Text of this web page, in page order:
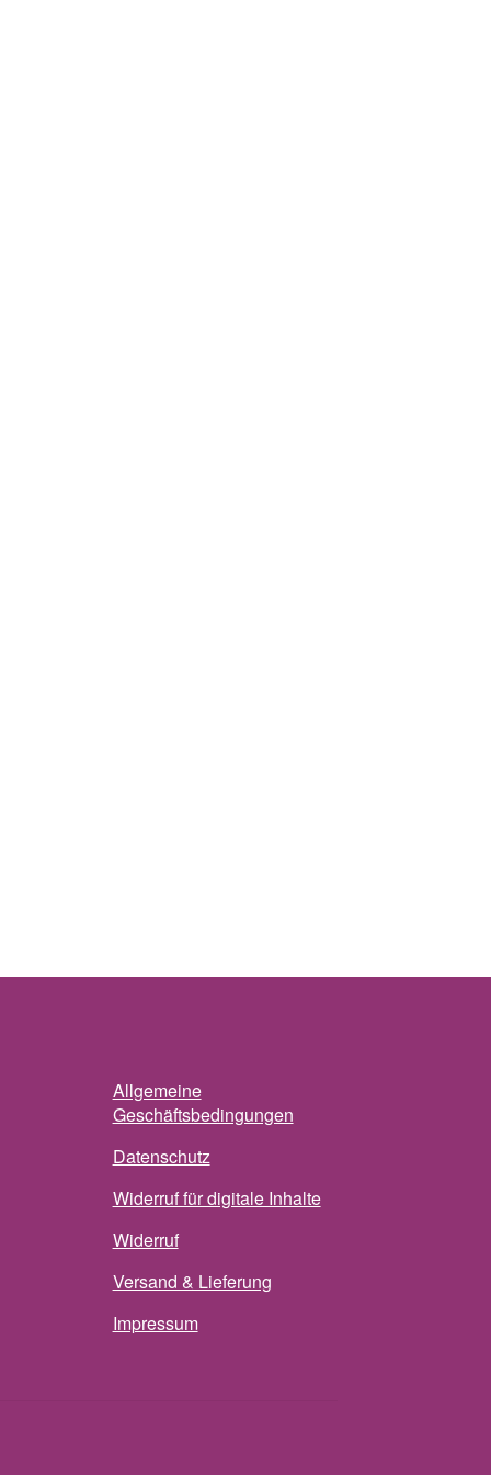
Allgemeine
Geschäftsbedingungen
Datenschutz
Widerruf für digitale Inhalte
Widerruf
Versand & Lieferung
Impressum